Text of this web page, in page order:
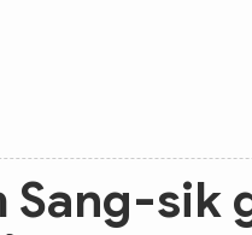
Sang-